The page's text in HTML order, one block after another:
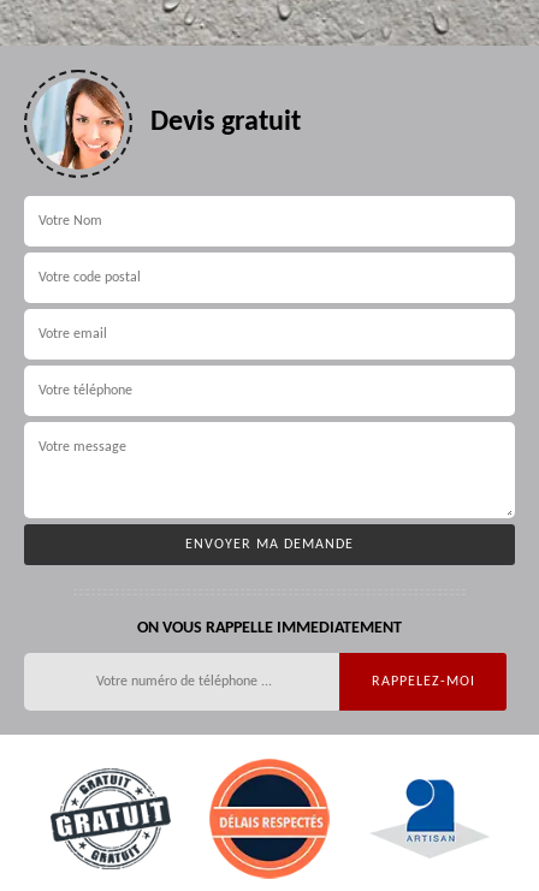
Devis gratuit
ON VOUS RAPPELLE IMMEDIATEMENT